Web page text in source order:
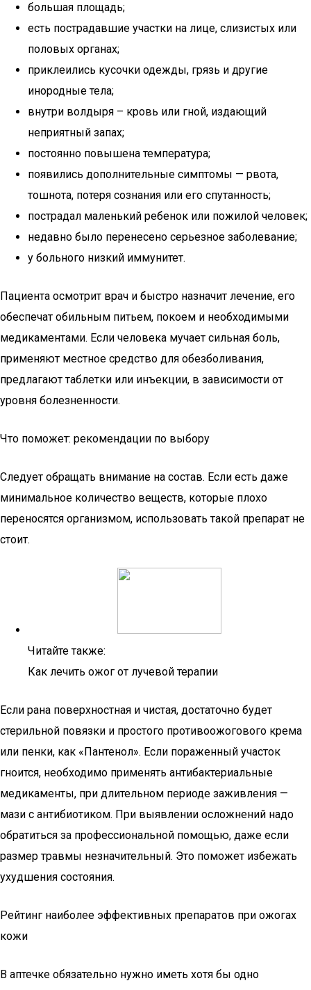
большая площадь;
есть пострадавшие участки на лице, слизистых или
половых органах;
приклеились кусочки одежды, грязь и другие
инородные тела;
внутри волдыря – кровь или гной, издающий
неприятный запах;
постоянно повышена температура;
появились дополнительные симптомы — рвота,
тошнота, потеря сознания или его спутанность;
пострадал маленький ребенок или пожилой человек;
недавно было перенесено серьезное заболевание;
у больного низкий иммунитет.
Пациента осмотрит врач и быстро назначит лечение, его
обеспечат обильным питьем, покоем и необходимыми
медикаментами. Если человека мучает сильная боль,
применяют местное средство для обезболивания,
предлагают таблетки или инъекции, в зависимости от
уровня болезненности.
Что поможет: рекомендации по выбору
Следует обращать внимание на состав. Если есть даже
минимальное количество веществ, которые плохо
переносятся организмом, использовать такой препарат не
стоит.
Читайте также:
Как лечить ожог от лучевой терапии
Если рана поверхностная и чистая, достаточно будет
стерильной повязки и простого противоожогового крема
или пенки, как «Пантенол». Если пораженный участок
гноится, необходимо применять антибактериальные
медикаменты, при длительном периоде заживления —
мази с антибиотиком. При выявлении осложнений надо
обратиться за профессиональной помощью, даже если
размер травмы незначительный. Это поможет избежать
ухудшения состояния.
Рейтинг наиболее эффективных препаратов при ожогах
кожи
В аптечке обязательно нужно иметь хотя бы одно